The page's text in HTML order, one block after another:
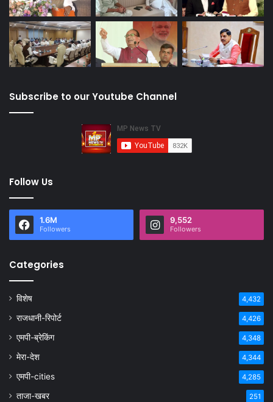
Subscribe to our Youtube Channel
Follow Us
1.6M
Followers
9,552
Followers
Categories
विशेष 4,432
राजधानी-रिपोर्ट 4,426
एमपी-ब्रेकिंग 4,348
मेरा-देश 4,344
एमपी-cities 4,285
ताजा-खबर 251